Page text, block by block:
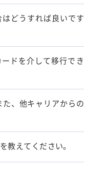
どうすれば良いです
ドを介して移行でき
、他キャリアからの
教えてください。